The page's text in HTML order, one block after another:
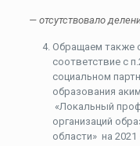
— отсутствовало
Обращаем также
соответствие с
социальном
образования
«Локальный
организаций
области» на